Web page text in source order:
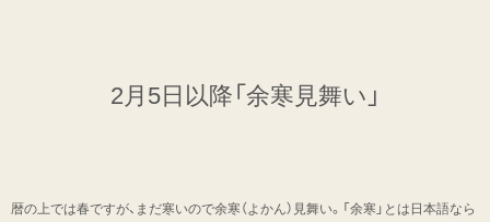
2月5日以降「余寒見舞い」
暦の上では春ですが、まだ寒いので余寒（よかん）見舞い。「余寒」とは日本語なら